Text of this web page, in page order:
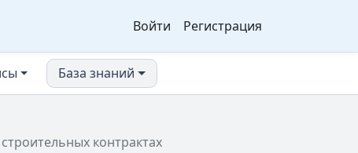
Войти Регистрация
База знаний
контрактах